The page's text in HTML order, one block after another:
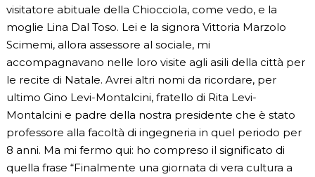
visitatore abituale della Chiocciola, come vedo, e la
moglie Lina Dal Toso. Lei e la signora Vittoria Marzolo
Scimemi, allora assessore al sociale, mi
accompagnavano nelle loro visite agli asili della città per
le recite di Natale. Avrei altri nomi da ricordare, per
ultimo Gino Levi-Montalcini, fratello di Rita Levi-
Montalcini e padre della nostra presidente che è stato
professore alla facoltà di ingegneria in quel periodo per
8 anni. Ma mi fermo qui: ho compreso il significato di
quella frase “Finalmente una giornata di vera cultura a